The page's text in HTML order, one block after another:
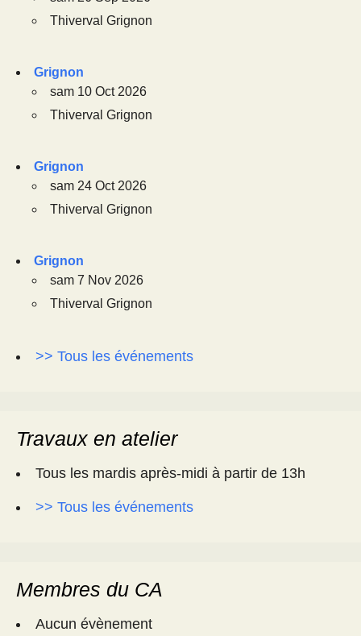
Thiverval Grignon
Grignon
sam 10 Oct 2026
Thiverval Grignon
Grignon
sam 24 Oct 2026
Thiverval Grignon
Grignon
sam 7 Nov 2026
Thiverval Grignon
>> Tous les événements
Travaux en atelier
Tous les mardis après-midi à partir de 13h
>> Tous les événements
Membres du CA
Aucun évènement